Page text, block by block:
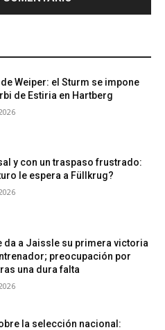
de Weiper: el Sturm se impone
de Estiria en Hartberg
y con un traspaso frustrado:
le espera a Füllkrug?
da a Jaissle su primera victoria
preocupación por
una dura falta
la selección nacional: